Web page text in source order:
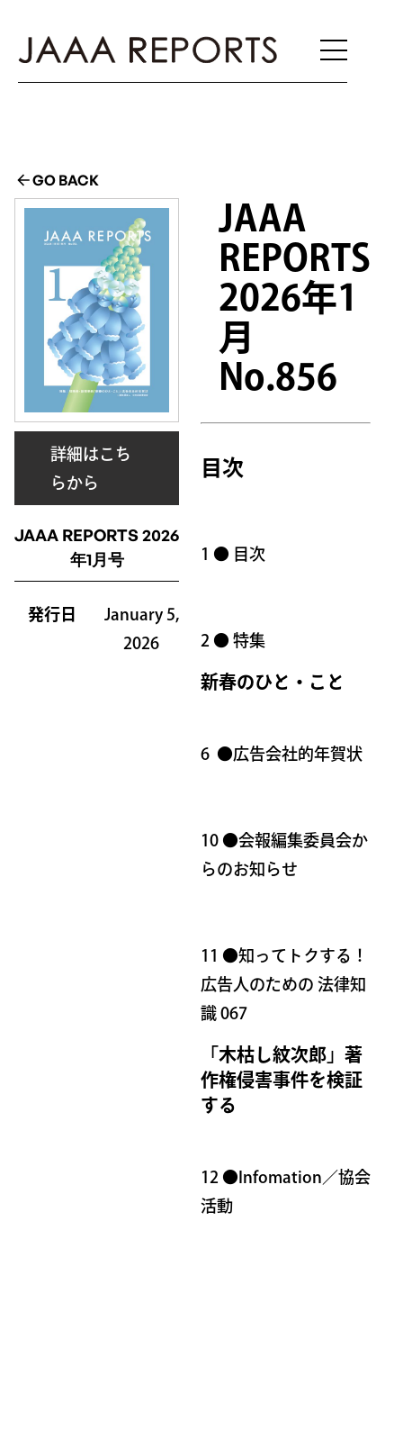
GO BACK
詳細はこち
らから
JAAA REPORTS 2026
年1月号
発行日
January 5,
2026
JAAA
REPORTS
2026年1
月
No.856
目次
1 ● 目次
2 ● 特集
新春のひと・こと
6 ●広告会社的年賀状
10 ●会報編集委員会か
らのお知らせ
11 ●知ってトクする！
広告人のための 法律知
識 067
「木枯し紋次郎」著
作権侵害事件を検証
する
12 ●Infomation／協会
活動